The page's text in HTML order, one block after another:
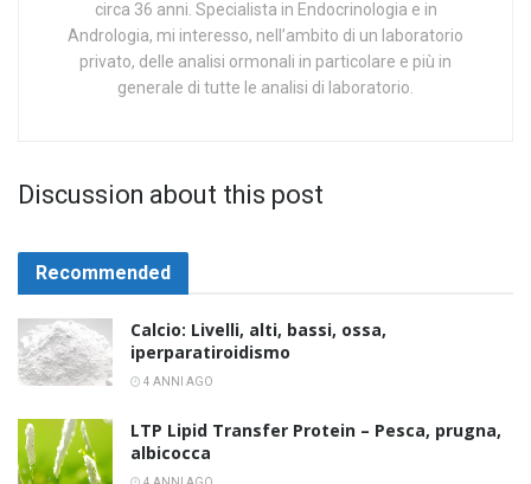
circa 36 anni. Specialista in Endocrinologia e in
Andrologia, mi interesso, nell’ambito di un laboratorio
privato, delle analisi ormonali in particolare e più in
generale di tutte le analisi di laboratorio.
Discussion about this post
Recommended
Calcio: Livelli, alti, bassi, ossa,
iperparatiroidismo
4 ANNI AGO
LTP Lipid Transfer Protein – Pesca, prugna,
albicocca